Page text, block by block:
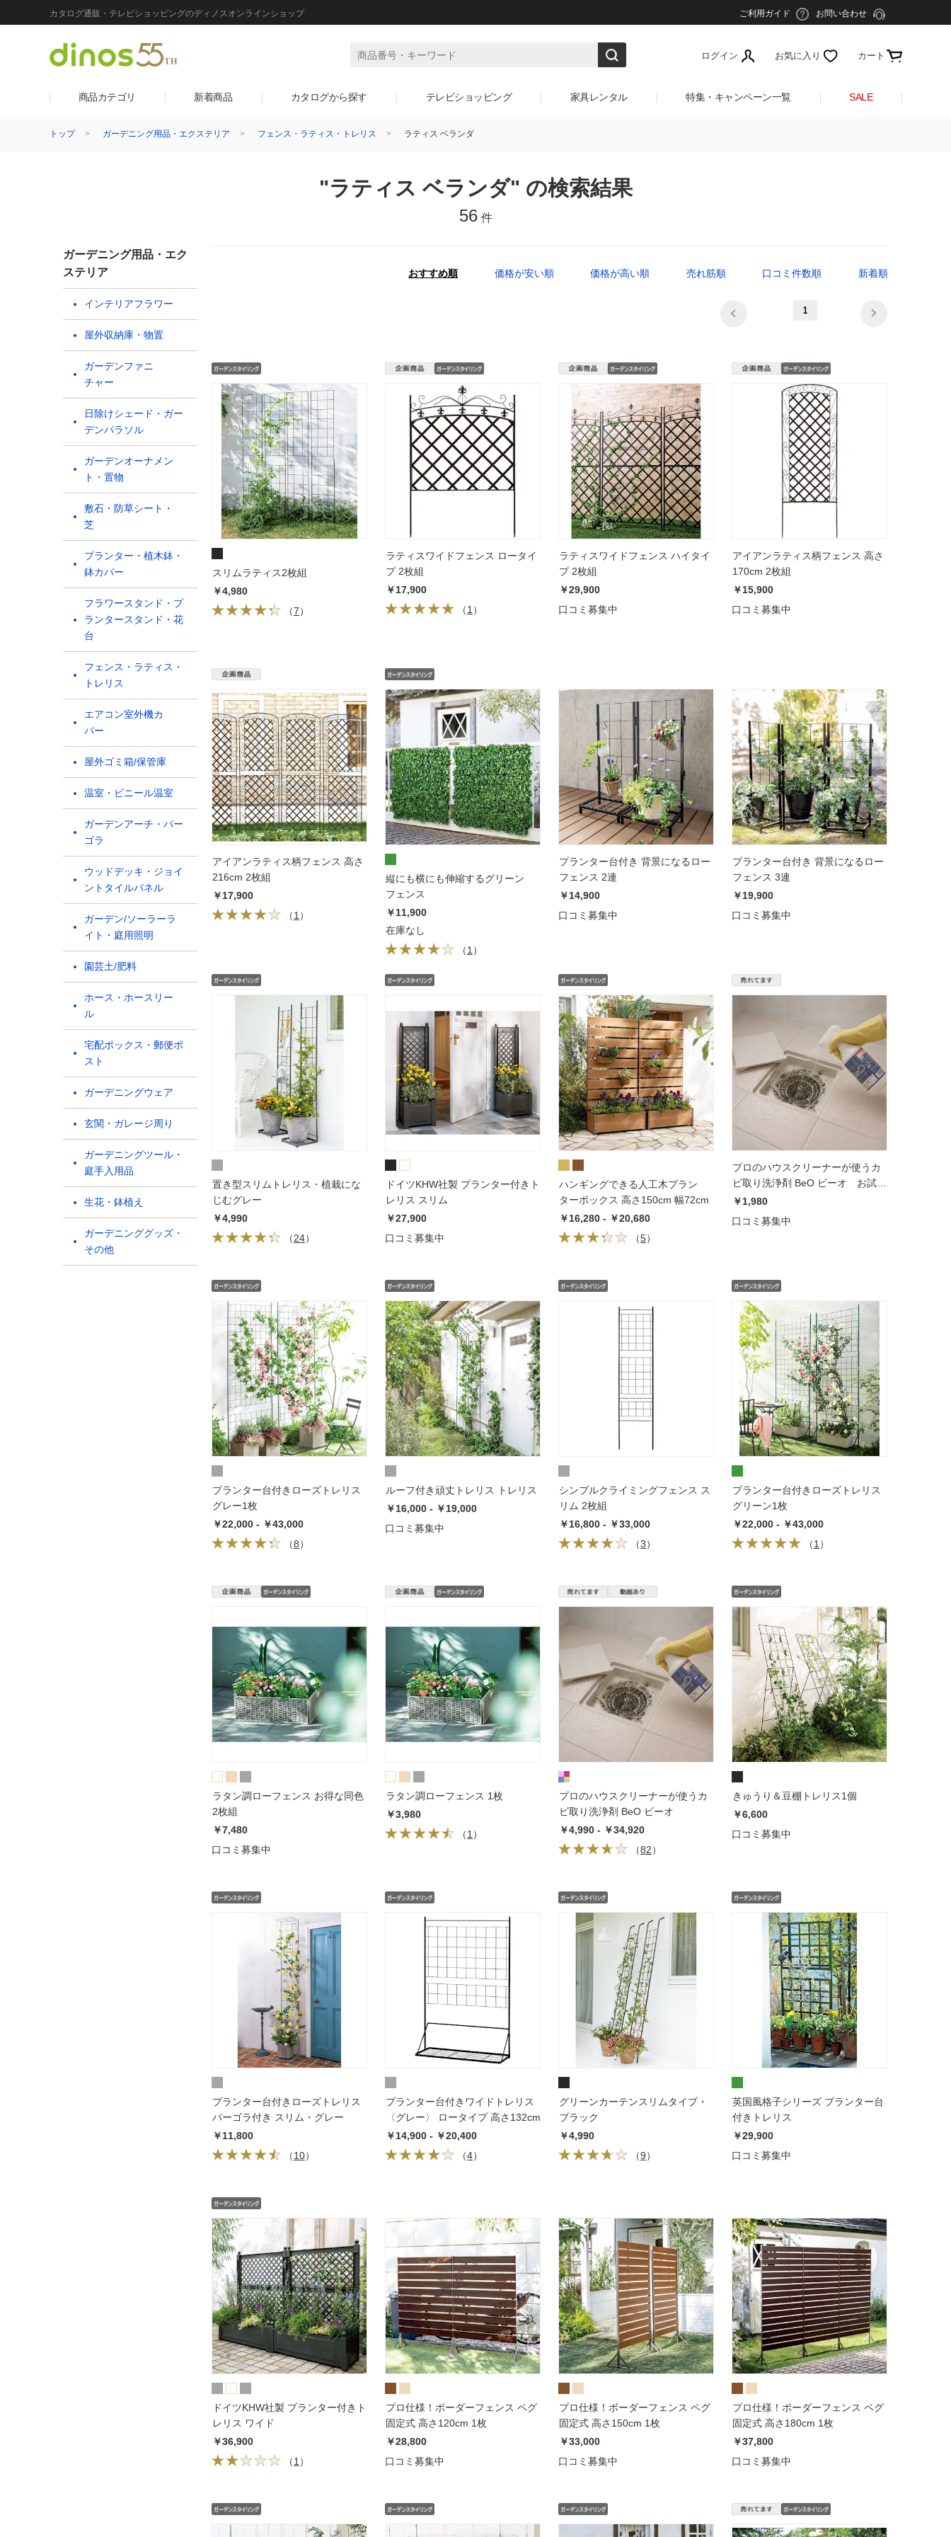
カタログ通販・テレビショッピングのディノスオンラインショップ ご利用ガイド お問い合わせ
ログイン お気に入り カート
商品カテゴリ 新着商品 カタログから探す テレビショッピング 家具レンタル 特集・キャンペーン一覧 SALE
トップ ガーデニング用品・エクステリア フェンス・ラティス・トレリス ラティス ベランダ
"ラティス ベランダ" の検索結果
56 件
ガーデニング用品・エク
ステリア
インテリアフラワー
屋外収納庫・物置
ガーデンファニ
チャー
日除けシェード・ガー
デンパラソル
ガーデンオーナメン
ト・置物
敷石・防草シート・
芝
プランター・植木鉢・
鉢カバー
フラワースタンド・プ
ランタースタンド・花
台
フェンス・ラティス・
トレリス
エアコン室外機カ
バー
屋外ゴミ箱/保管庫
温室・ビニール温室
ガーデンアーチ・パー
ゴラ
ウッドデッキ・ジョイ
ントタイルパネル
ガーデン/ソーラーラ
イト・庭用照明
園芸土/肥料
ホース・ホースリー
ル
宅配ボックス・郵便ポ
スト
ガーデニングウェア
玄関・ガレージ周り
ガーデニングツール・
庭手入用品
生花・鉢植え
ガーデニンググッズ・
その他
おすすめ順 価格が安い順 価格が高い順 売れ筋順 口コミ件数順 新着順
1
スリムラティス2枚組
￥4,980
（7）
ラティスワイドフェンス ロータイ
プ 2枚組
￥17,900
（1 ）
ラティスワイドフェンス ハイタイ
プ 2枚組
￥29,900
口コミ募集中
アイアンラティス柄フェンス 高さ
170cm 2枚組
￥15,900
口コミ募集中
アイアンラティス柄フェンス 高さ
216cm 2枚組
￥17,900
（1 ）
縦にも横にも伸縮するグリーン
フェンス
￥11,900
在庫なし
（1 ）
プランター台付き 背景になるロー
フェンス 2連
￥14,900
口コミ募集中
プランター台付き 背景になるロー
フェンス 3連
￥19,900
口コミ募集中
置き型スリムトレリス・植栽にな
じむグレー
￥4,990
（24）
ドイツKHW社製 プランター付きト
レリス スリム
￥27,900
口コミ募集中
ハンギングできる人工木プラン
ターボックス 高さ150cm 幅72cm
￥16,280 - ￥20,680
（5）
プロのハウスクリーナーが使うカ
ビ取り洗浄剤 BeO ビーオ お試し
200ml
￥1,980
口コミ募集中
プランター台付きローズトレリス
グレー1枚
￥22,000 - ￥43,000
（8）
ルーフ付き頑丈トレリス トレリス
￥16,000 - ￥19,000
口コミ募集中
シンプルクライミングフェンス ス
リム 2枚組
￥16,800 - ￥33,000
（3）
プランター台付きローズトレリス
グリーン1枚
￥22,000 - ￥43,000
（1 ）
ラタン調ローフェンス お得な同色
2枚組
￥7,480
口コミ募集中
ラタン調ローフェンス 1枚
￥3,980
（1 ）
プロのハウスクリーナーが使うカ
ビ取り洗浄剤 BeO ビーオ
￥4,990 - ￥34,920
（82）
きゅうり＆豆棚トレリス1個
￥6,600
口コミ募集中
プランター台付きローズトレリス
パーゴラ付き スリム・グレー
￥11,800
（10）
プランター台付きワイドトレリス
〈グレー〉 ロータイプ 高さ132cm
￥14,900 - ￥20,400
（4）
グリーンカーテンスリムタイプ・
ブラック
￥4,990
（9）
英国風格子シリーズ プランター台
付きトレリス
￥29,900
口コミ募集中
ドイツKHW社製 プランター付きト
レリス ワイド
￥36,900
（1 ）
プロ仕様！ボーダーフェンス ペグ
固定式 高さ120cm 1枚
￥28,800
口コミ募集中
プロ仕様！ボーダーフェンス ペグ
固定式 高さ150cm 1枚
￥33,000
口コミ募集中
プロ仕様！ボーダーフェンス ペグ
固定式 高さ180cm 1枚
￥37,800
口コミ募集中